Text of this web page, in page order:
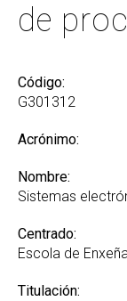
de
Código:
G301312
Acrónimo:
Nombre:
Sistemas
Centrado:
Escola de
Titulación: